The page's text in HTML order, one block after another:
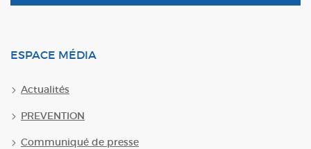
ESPACE MÉDIA
Actualités
PREVENTION
Communiqué de presse